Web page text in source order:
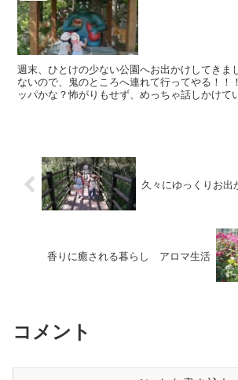
週末、ひとけの少ない公園へお出かけしてきま
ないので、鬼のところへ連れて行ってやる！！
ッパかな？怖がりもせず、めっちゃ話しかけていたｗ あり
久々にゆっくりお
香りに癒される暮らし アロマ生活
コメント